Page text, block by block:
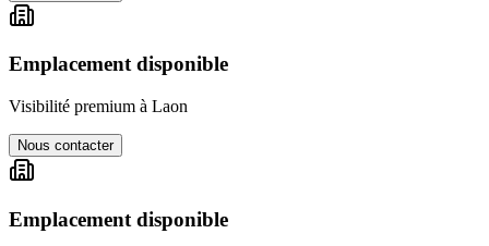
Emplacement disponible
Visibilité premium à Laon
Nous contacter
Emplacement disponible